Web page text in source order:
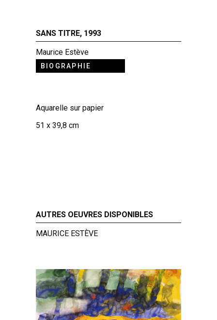
SANS TITRE, 1993
Maurice Estève
BIOGRAPHIE
Aquarelle sur papier
51 x 39,8 cm
AUTRES OEUVRES DISPONIBLES
MAURICE ESTÈVE